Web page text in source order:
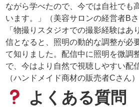
ながら学べたので、今では自社でも
います。」（美容サロンの経営者Bさ
「物撮りスタジオでの撮影経験はあ
信となると、照明の動的な調整が必
て知りました。配信中に照明を微調
で、今はより自然で視聴しやすい配
（ハンドメイド商材の販売者Cさん）
よくある質問